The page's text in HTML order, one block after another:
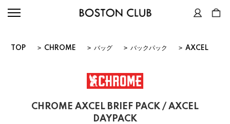
TOP > CHROME > バッグ > バックパック > AXCEL
CHROME AXCEL BRIEF PACK / AXCEL
DAYPACK